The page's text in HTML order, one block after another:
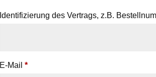
Identifizierung des Vertrags, z.B.
E-Mail*